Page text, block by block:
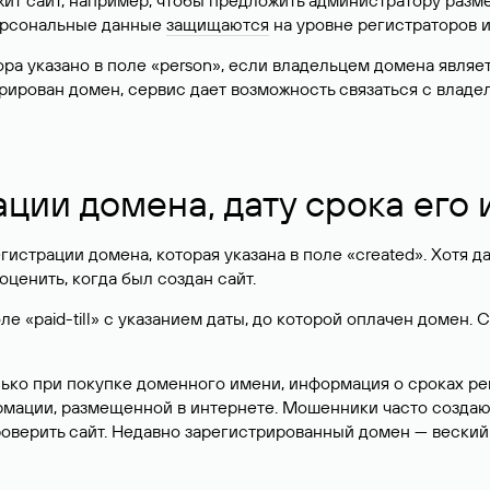
данные защищаются на уровне
указано в поле «person», если владельцем домена
домен, сервис дает возможность связаться с
домена, дату срока его
домена, которая указана в поле «created». Хотя
когда был создан сайт.
«paid-till» с указанием даты, до которой оплачен домен.
при покупке доменного имени, информация о сроках
размещенной в интернете. Мошенники часто
сайт. Недавно зарегистрированный домен —